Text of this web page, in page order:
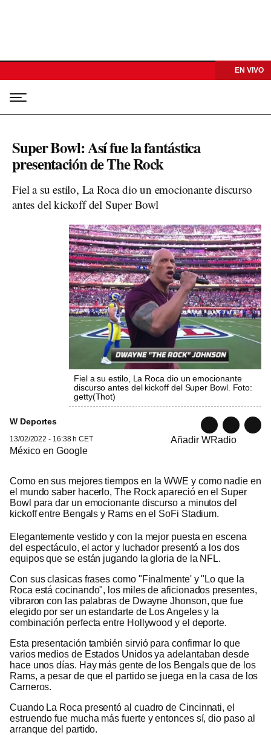
EN VIVO
Super Bowl: Así fue la fantástica
presentación de The Rock
Fiel a su estilo, La Roca dio un emocionante discurso
antes del kickoff del Super Bowl
Fiel a su estilo, La Roca dio un emocionante
discurso antes del kickoff del Super Bowl. Foto:
getty(Thot)
W Deportes
13/02/2022 - 16:38 h CET
Añadir WRadio
México en Google
Como en sus mejores tiempos en la WWE y como nadie en
el mundo saber hacerlo, The Rock apareció en el Super
Bowl para dar un emocionante discurso a minutos del
kickoff entre Bengals y Rams en el SoFi Stadium.
Elegantemente vestido y con la mejor puesta en escena
del espectáculo, el actor y luchador presentó a los dos
equipos que se están jugando la gloria de la NFL.
Con sus clasicas frases como "Finalmente' y "Lo que la
Roca está cocinando", los miles de aficionados presentes,
vibraron con las palabras de Dwayne Jhonson, que fue
elegido por ser un estandarte de Los Angeles y la
combinación perfecta entre Hollywood y el deporte.
Esta presentación también sirvió para confirmar lo que
varios medios de Estados Unidos ya adelantaban desde
hace unos días. Hay más gente de los Bengals que de los
Rams, a pesar de que el partido se juega en la casa de los
Carneros.
Cuando La Roca presentó al cuadro de Cincinnati, el
estruendo fue mucha más fuerte y entonces sí, dio paso al
arranque del partido.